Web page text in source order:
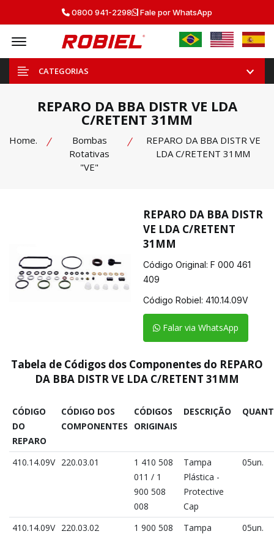
0800 941-2298 Fale por WhatsApp
Offcanvas Menu Open
CATEGORIAS
REPARO DA BBA DISTR VE LDA
C/RETENT 31MM
Home.
Bombas
Rotativas
"VE"
REPARO DA BBA DISTR VE
LDA C/RETENT 31MM
REPARO DA BBA DISTR
VE LDA C/RETENT
31MM
Código Original: F 000 461
409
Código Robiel: 410.14.09V
Falar via WhatsApp
Tabela de Códigos dos Componentes do REPARO
DA BBA DISTR VE LDA C/RETENT 31MM
CÓDIGO
DO
REPARO
CÓDIGO DOS
COMPONENTES
CÓDIGOS
ORIGINAIS
DESCRIÇÃO
410.14.09V 220.03.01
1 410 508
011 / 1
900 508
008
Tampa
Plástica -
Protective
Cap
05un.
410.14.09V 220.03.02
1 900 508
Tampa
05un.